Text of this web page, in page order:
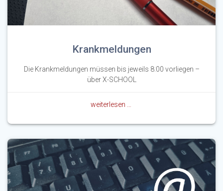
Krankmeldungen
Die Krankmeldungen müssen bis jeweils 8:00 vorliegen –
über X-SCHOOL
weiterlesen …